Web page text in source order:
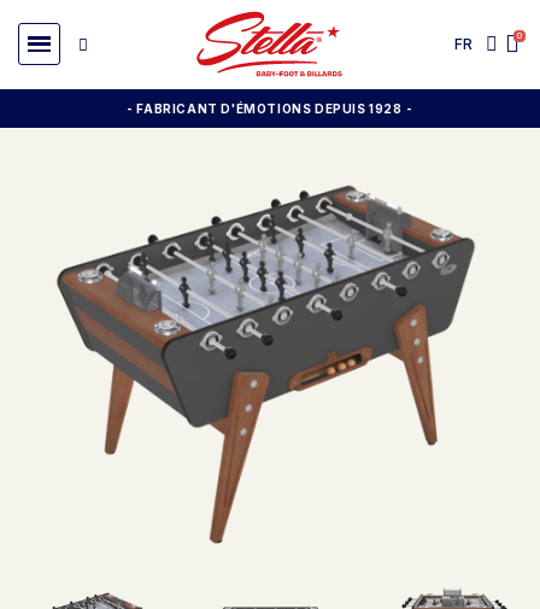
FR
- FABRICANT D'ÉMOTIONS DEPUIS 1928 -